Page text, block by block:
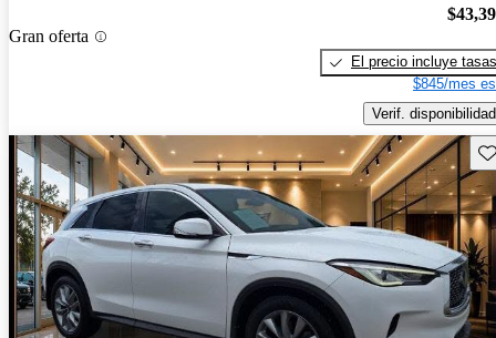
Gran oferta
El precio incluye tasas
$845/mes
Verif. disponibilidad